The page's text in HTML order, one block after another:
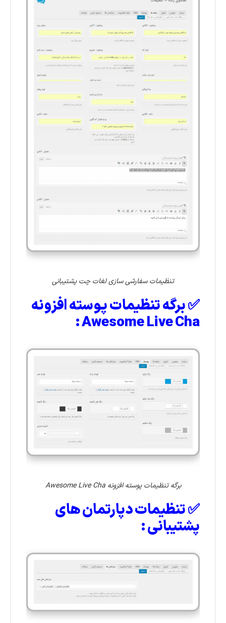
تنظیمات سفارشی سازی لغات چت پشتیبانی
✅ برگه تنظیمات پوسته افزونه
Awesome Live Cha :
برگه تنظیمات پوسته افزونه Awesome Live Cha
✅ تنظیمات دپارتمان های
پشتیبانی :